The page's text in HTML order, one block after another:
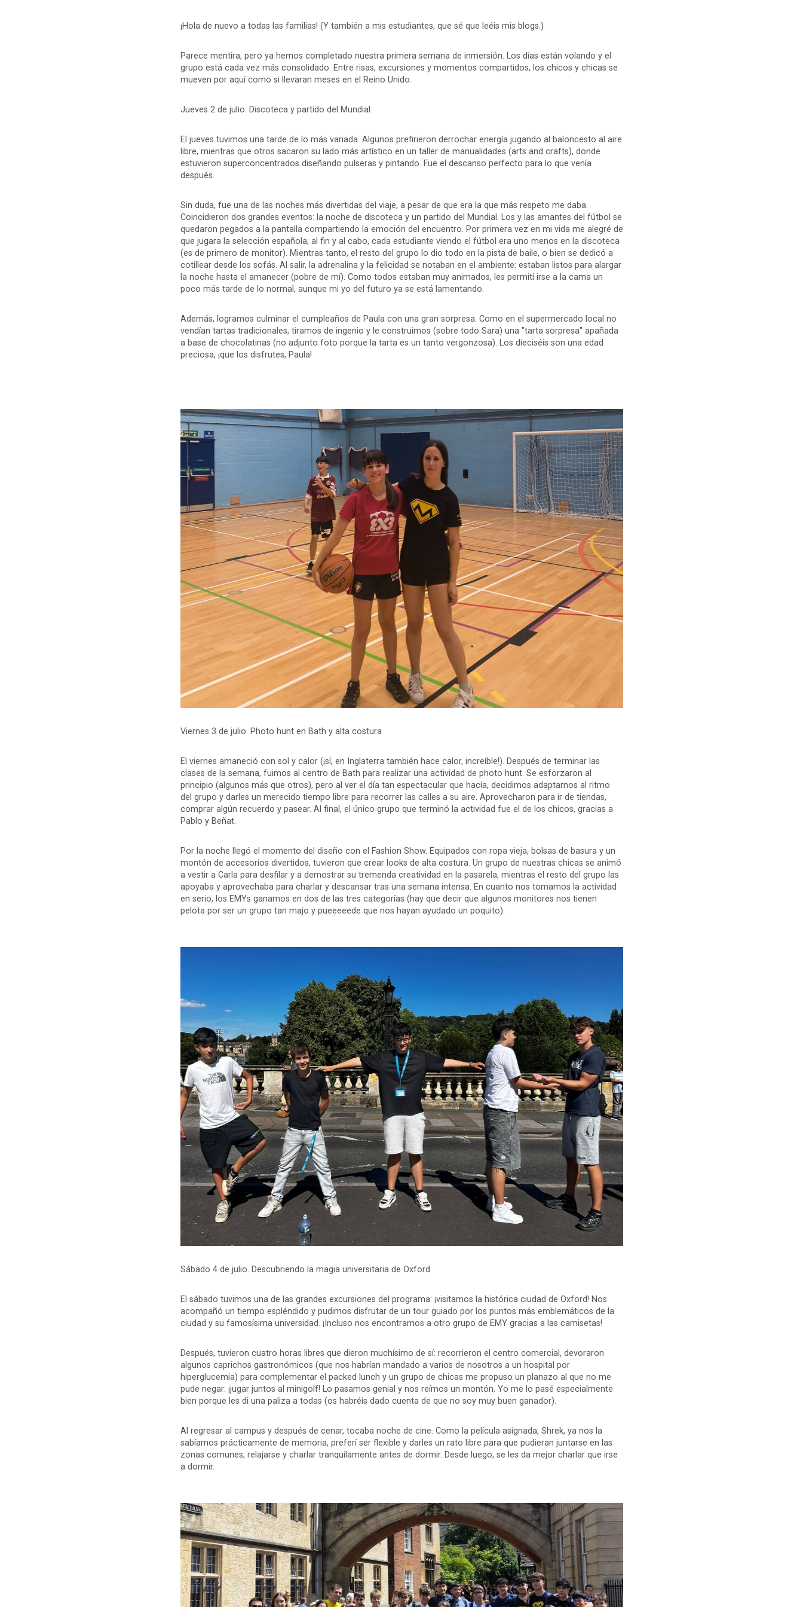
¡Hola de nuevo a todas las familias! (Y también a mis estudiantes, que sé que leéis mis blogs.)
Parece mentira, pero ya hemos completado nuestra primera semana de inmersión. Los días están volando y el
grupo está cada vez más consolidado. Entre risas, excursiones y momentos compartidos, los chicos y chicas se
mueven por aquí como si llevaran meses en el Reino Unido.
Jueves 2 de julio. Discoteca y partido del Mundial
El jueves tuvimos una tarde de lo más variada. Algunos prefirieron derrochar energía jugando al baloncesto al aire
libre, mientras que otros sacaron su lado más artístico en un taller de manualidades (arts and crafts), donde
estuvieron superconcentrados diseñando pulseras y pintando. Fue el descanso perfecto para lo que venía
después.
Sin duda, fue una de las noches más divertidas del viaje, a pesar de que era la que más respeto me daba.
Coincidieron dos grandes eventos: la noche de discoteca y un partido del Mundial. Los y las amantes del fútbol se
quedaron pegados a la pantalla compartiendo la emoción del encuentro. Por primera vez en mi vida me alegré de
que jugara la selección española; al fin y al cabo, cada estudiante viendo el fútbol era uno menos en la discoteca
(es de primero de monitor). Mientras tanto, el resto del grupo lo dio todo en la pista de baile, o bien se dedicó a
cotillear desde los sofás. Al salir, la adrenalina y la felicidad se notaban en el ambiente: estaban listos para alargar
la noche hasta el amanecer (pobre de mí). Como todos estaban muy animados, les permití irse a la cama un
poco más tarde de lo normal, aunque mi yo del futuro ya se está lamentando.
Además, logramos culminar el cumpleaños de Paula con una gran sorpresa. Como en el supermercado local no
vendían tartas tradicionales, tiramos de ingenio y le construimos (sobre todo Sara) una "tarta sorpresa" apañada
a base de chocolatinas (no adjunto foto porque la tarta es un tanto vergonzosa). Los dieciséis son una edad
preciosa, ¡que los disfrutes, Paula!
Viernes 3 de julio. Photo hunt en Bath y alta costura
El viernes amaneció con sol y calor (¡sí, en Inglaterra también hace calor, increíble!). Después de terminar las
clases de la semana, fuimos al centro de Bath para realizar una actividad de photo hunt. Se esforzaron al
principio (algunos más que otros), pero al ver el día tan espectacular que hacía, decidimos adaptarnos al ritmo
del grupo y darles un merecido tiempo libre para recorrer las calles a su aire. Aprovecharon para ir de tiendas,
comprar algún recuerdo y pasear. Al final, el único grupo que terminó la actividad fue el de los chicos, gracias a
Pablo y Beñat.
Por la noche llegó el momento del diseño con el Fashion Show. Equipados con ropa vieja, bolsas de basura y un
montón de accesorios divertidos, tuvieron que crear looks de alta costura. Un grupo de nuestras chicas se animó
a vestir a Carla para desfilar y a demostrar su tremenda creatividad en la pasarela, mientras el resto del grupo las
apoyaba y aprovechaba para charlar y descansar tras una semana intensa. En cuanto nos tomamos la actividad
en serio, los EMYs ganamos en dos de las tres categorías (hay que decir que algunos monitores nos tienen
pelota por ser un grupo tan majo y pueeeeede que nos hayan ayudado un poquito).
Sábado 4 de julio. Descubriendo la magia universitaria de Oxford
El sábado tuvimos una de las grandes excursiones del programa: ¡visitamos la histórica ciudad de Oxford! Nos
acompañó un tiempo espléndido y pudimos disfrutar de un tour guiado por los puntos más emblemáticos de la
ciudad y su famosísima universidad. ¡Incluso nos encontramos a otro grupo de EMY gracias a las camisetas!
Después, tuvieron cuatro horas libres que dieron muchísimo de sí: recorrieron el centro comercial, devoraron
algunos caprichos gastronómicos (que nos habrían mandado a varios de nosotros a un hospital por
hiperglucemia) para complementar el packed lunch y un grupo de chicas me propuso un planazo al que no me
pude negar: ¡jugar juntos al minigolf! Lo pasamos genial y nos reímos un montón. Yo me lo pasé especialmente
bien porque les di una paliza a todas (os habréis dado cuenta de que no soy muy buen ganador).
Al regresar al campus y después de cenar, tocaba noche de cine. Como la película asignada, Shrek, ya nos la
sabíamos prácticamente de memoria, preferí ser flexible y darles un rato libre para que pudieran juntarse en las
zonas comunes, relajarse y charlar tranquilamente antes de dormir. Desde luego, se les da mejor charlar que irse
a dormir.